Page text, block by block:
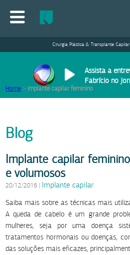
Cirurgia Plástica & Transplante
Assista a
Fabrício no
Home > implante capilar feminino
Blog
Implante capilar
e volumosos
20/12/2016 | Implante capilar
Saiba mais sobre as técnicas mais
A queda de cabelo é um grande
mulheres, seja por uma doença
tratamentos hormonais ou doenças,
das soluções mais eficazes,